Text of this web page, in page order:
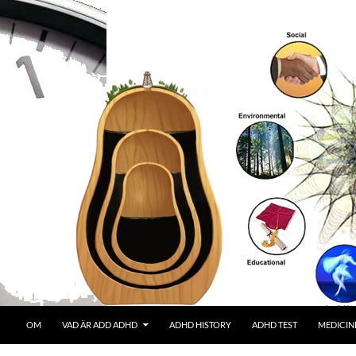
OM VAD ÄR ADD ADHD ADHD HISTORY ADHD TEST